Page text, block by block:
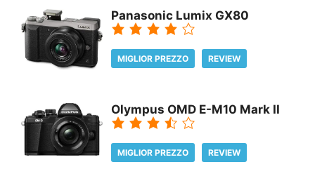
Panasonic Lumix GX80
MIGLIOR PREZZO REVIEW
Olympus OMD E-M10 Mark II
MIGLIOR PREZZO REVIEW